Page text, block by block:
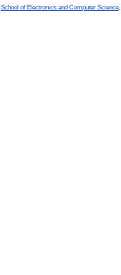
School of Electronics and Computer Science